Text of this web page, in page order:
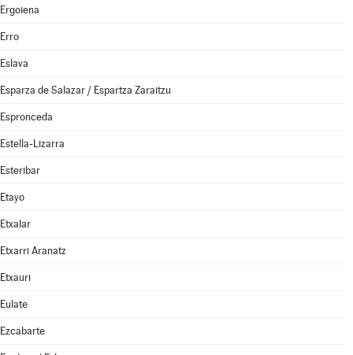
Ergoiena
Erro
Eslava
Esparza de Salazar / Espartza Zaraitzu
Espronceda
Estella-Lizarra
Esteribar
Etayo
Etxalar
Etxarri Aranatz
Etxauri
Eulate
Ezcabarte